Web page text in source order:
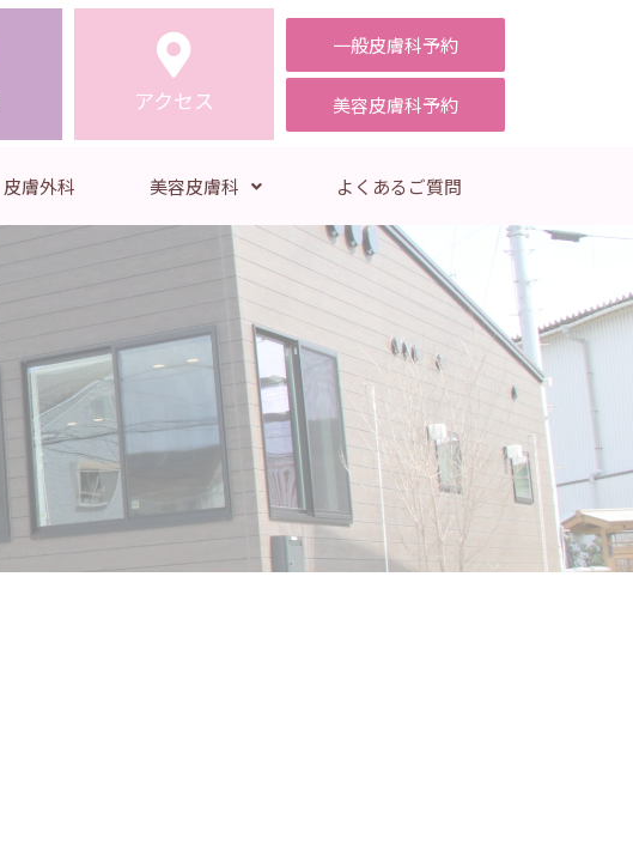
アクセス
一般皮膚科予約
美容皮膚科予約
皮膚外科 美容皮膚科 よくあるご質問